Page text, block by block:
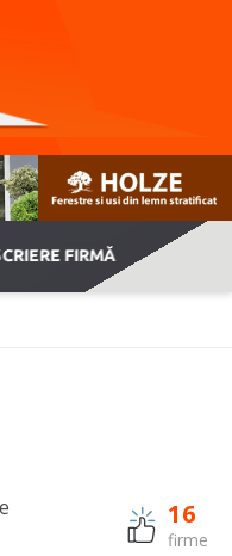
FIRMĂ
16
firme